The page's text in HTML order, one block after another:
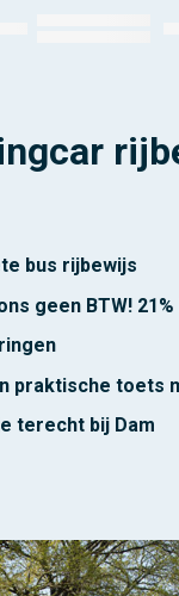
bus rijbewijs
geen BTW!
praktische toets
terecht bij Dam